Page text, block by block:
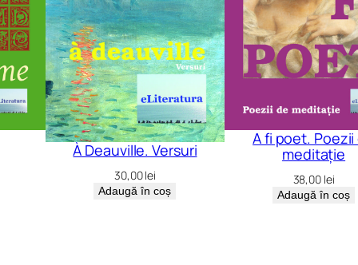
À Deauville. Versuri
30,00lei
Adaugă în coș
A fi poet. Poezii
meditație
38,00 lei
Adaugă în coș